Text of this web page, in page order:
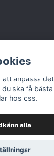
Färgpaletten
anpassa
ska få bästa
hos oss.
alla